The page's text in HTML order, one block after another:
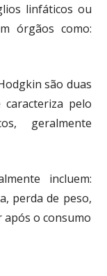
linfáticos ou
órgãos como:
são duas
caracteriza pelo
geralmente
incluem:
perda de peso,
o consumo